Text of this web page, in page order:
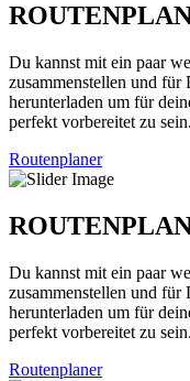
Du kannst mit ein paar
zusammenstellen und für
herunterladen um für
perfekt vorbereitet zu sein.
Routenplaner
Du kannst mit ein paar
zusammenstellen und für
herunterladen um für
perfekt vorbereitet zu sein.
Routenplaner